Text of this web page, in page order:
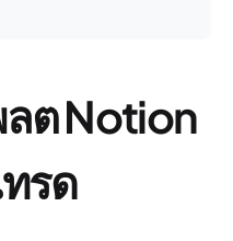
ต Notion
รด